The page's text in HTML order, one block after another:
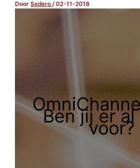
DoorSedero/02-11-2018
Ben jij er al
voor?